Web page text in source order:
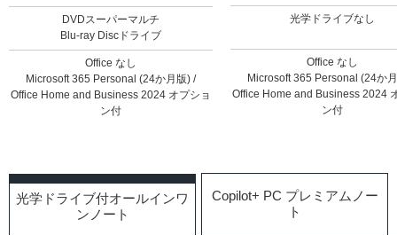
DVDスーパーマルチ
Blu-ray Discドライブ
Office なし
Microsoft 365 Personal (24か月版) /
Office Home and Business 2024 オプショ
ン付
光学ドライブなし
Office なし
Microsoft 365 Personal (24か
Office Home and Business 2024
ン付
光学ドライブ付オールインワ
ンノート
Copilot+ PC プレミアムノー
ト